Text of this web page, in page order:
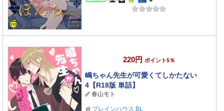
220円 ポイント5％
嶋ちゃん先生が可愛くてしかたない
4【R18版 単話】
春山モト
ブレインハウス BL